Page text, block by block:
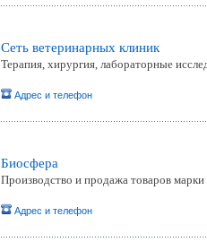
Сеть ветеринарных клиник
Терапия, хирургия, лабораторные
Адрес и телефон
Биосфера
Производство и продажа товаров
Адрес и телефон